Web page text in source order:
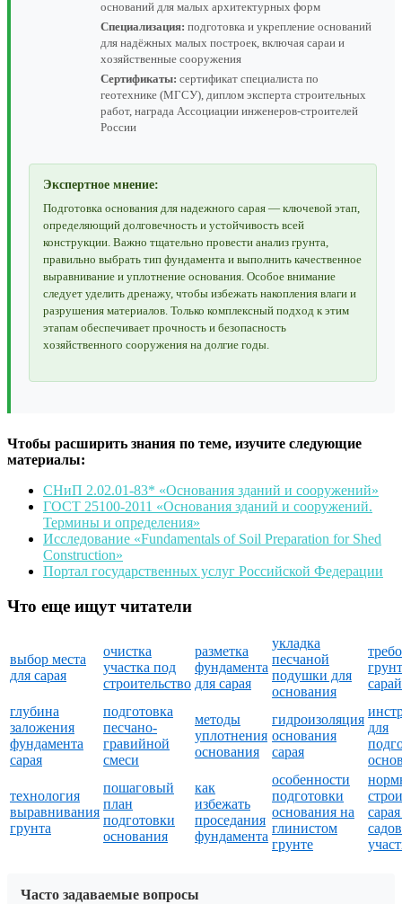
оснований для малых архитектурных форм
Специализация: подготовка и укрепление оснований
для надёжных малых построек, включая сараи и
хозяйственные сооружения
Сертификаты: сертификат специалиста по
геотехнике (МГСУ), диплом эксперта строительных
работ, награда Ассоциации инженеров-строителей
России
Экспертное мнение:
Подготовка основания для надежного сарая — ключевой этап,
определяющий долговечность и устойчивость всей
конструкции. Важно тщательно провести анализ грунта,
правильно выбрать тип фундамента и выполнить качественное
выравнивание и уплотнение основания. Особое внимание
следует уделить дренажу, чтобы избежать накопления влаги и
разрушения материалов. Только комплексный подход к этим
этапам обеспечивает прочность и безопасность
хозяйственного сооружения на долгие годы.
Чтобы расширить знания по теме, изучите следующие
материалы:
СНиП 2.02.01-83* «Основания зданий и сооружений»
ГОСТ 25100-2011 «Основания зданий и сооружений.
Термины и определения»
Исследование «Fundamentals of Soil Preparation for Shed
Construction»
Портал государственных услуг Российской Федерации
Что еще ищут читатели
выбор места
для сарая
очистка
участка под
строительство
разметка
фундамента
для сарая
укладка
песчаной
подушки для
основания
сарай
глубина
заложения
фундамента
сарая
подготовка
песчано-
гравийной
смеси
методы
уплотнения
основания
гидроизоляция
основания
сарая
для
технология
выравнивания
грунта
пошаговый
план
подготовки
основания
как
избежать
проседания
фундамента
особенности
подготовки
основания на
глинистом
грунте
Часто задаваемые вопросы